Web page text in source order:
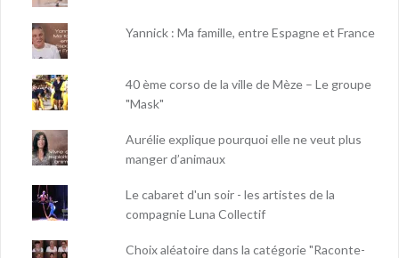
Yannick : Ma famille, entre Espagne et France
40 ème corso de la ville de Mèze – Le groupe
"Mask"
Aurélie explique pourquoi elle ne veut plus
manger d’animaux
Le cabaret d'un soir - les artistes de la
compagnie Luna Collectif
Choix aléatoire dans la catégorie "Raconte-